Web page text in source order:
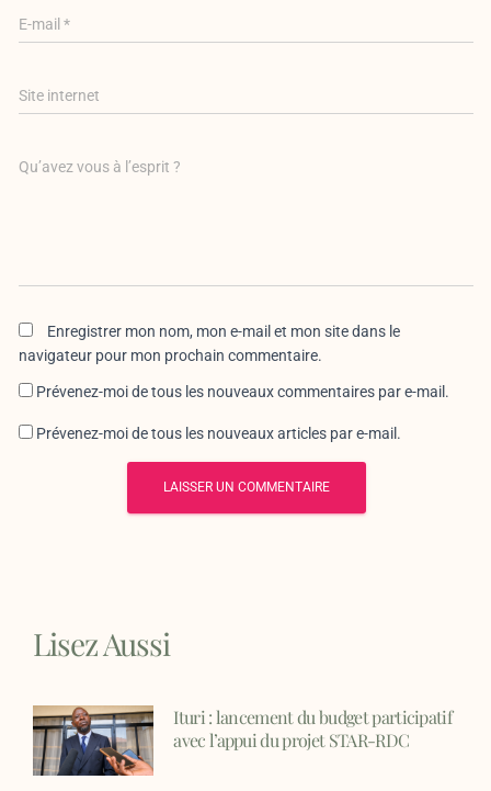
E-mail*
Site internet
Qu’avez vous à l’esprit ?
Enregistrer mon nom, mon e-mail et mon site dans le
navigateur pour mon prochain commentaire.
Prévenez-moi de tous les nouveaux commentaires par e-mail.
Prévenez-moi de tous les nouveaux articles par e-mail.
Lisez Aussi
Ituri : lancement du budget participatif
avec l’appui du projet STAR-RDC